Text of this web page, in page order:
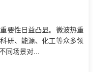
要性日益凸显。微波热重
研、能源、化工等众多领
同场景对...